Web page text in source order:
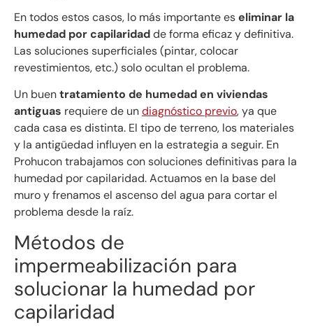
En todos estos casos, lo más importante eseliminar la
humedad por capilaridadde forma eficaz y definitiva.
Las soluciones superficiales (pintar, colocar
revestimientos, etc.) solo ocultan el problema.
Un buentratamiento de humedad en viviendas
antiguas requiere de undiagnóstico previo, ya que
cada casa es distinta. El tipo de terreno, los materiales
y la antigüedad influyen en la estrategia a seguir. En
Prohucon trabajamos con soluciones definitivas para la
humedad por capilaridad. Actuamos en la base del
muro y frenamos el ascenso del agua para cortar el
problema desde la raíz.
Métodos de
impermeabilización para
solucionar la humedad por
capilaridad